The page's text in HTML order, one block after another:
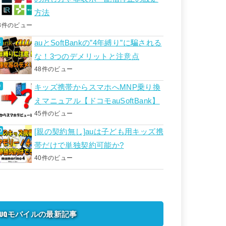
方法
のビュー
auとSoftBankの”4年縛り”に騙される
な！3つのデメリットと注意点
48件のビュー
キッズ携帯からスマホへMNP乗り換
えマニュアル【ドコモauSoftBank】
45件のビュー
[親の契約無し]auは子ども用キッズ携
帯だけで単独契約可能か?
40件のビュー
モバイルの最新記事